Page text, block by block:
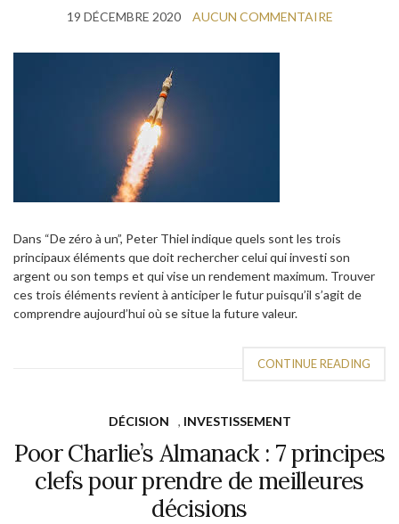
19 DÉCEMBRE 2020 AUCUN COMMENTAIRE
Dans “De zéro à un”, Peter Thiel indique quels sont les trois
principaux éléments que doit rechercher celui qui investi son
argent ou son temps et qui vise un rendement maximum. Trouver
ces trois éléments revient à anticiper le futur puisqu’il s’agit de
comprendre aujourd’hui où se situe la future valeur.
CONTINUE READING
DÉCISION , INVESTISSEMENT
Poor Charlie’s Almanack : 7 principes
clefs pour prendre de meilleures
décisions